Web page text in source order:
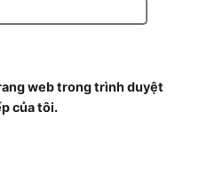
web trong trình duyệt
của tôi.